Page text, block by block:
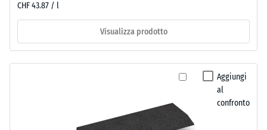
CHF 43.87 / l
Visualizza prodotto
Aggiungi
al
confronto